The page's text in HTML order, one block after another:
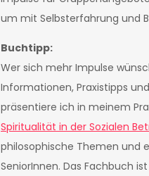
um mit Selbsterfahrung und
Buchtipp:
Wer sich mehr Impulse
Informationen, Praxistipps
präsentiere ich in meinem
Spiritualität in der Sozialen
philosophische Themen und
SeniorInnen. Das Fachbuch